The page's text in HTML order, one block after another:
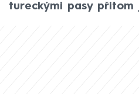
tureckými pasy přitom